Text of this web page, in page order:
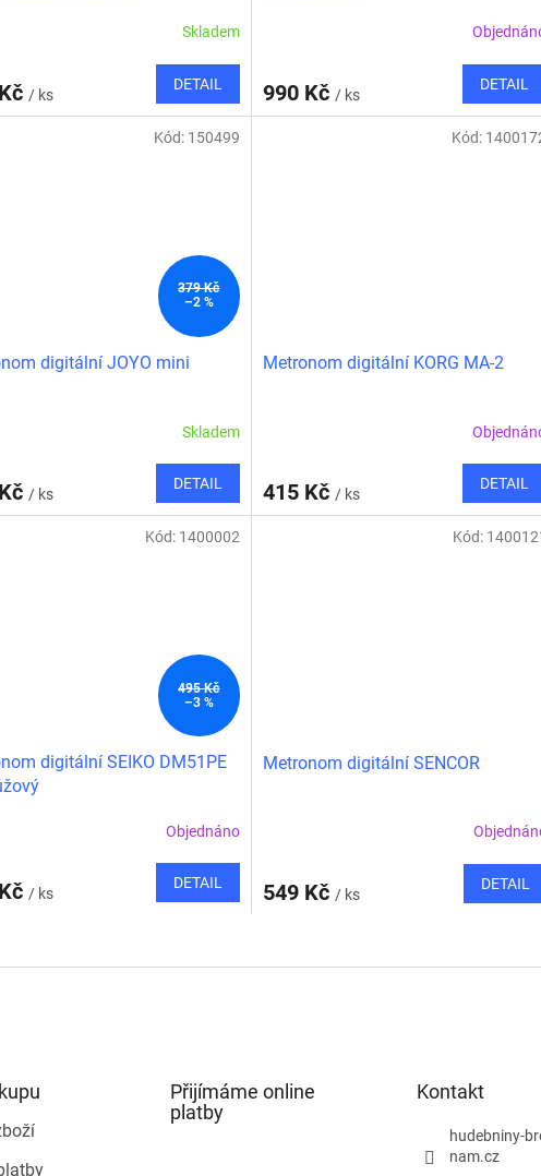
Skladem
/ ks
DETAIL 990 Kč / ks
DETAIL
379 Kč
–2 %
digitální JOYO mini
Skladem
/ ks
DETAIL
Kód: 150499
Metronom digitální KORG MA-2
415 Kč / ks
DETAIL
Kód:
495 Kč
–3 %
digitální SEIKO DM51PE
Objednáno
/ ks
DETAIL
Kód: 1400002
Metronom digitální SENCOR
549 Kč / ks
DETAIL
Kód:
v
Přijímáme online
platby
Kontakt
hudebniny-
nam.cz